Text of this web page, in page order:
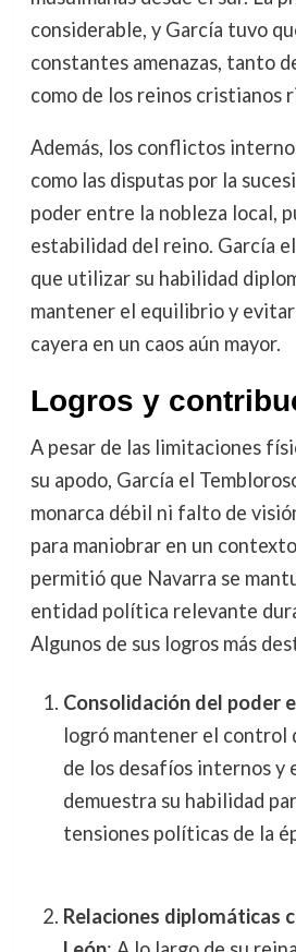
considerable, y García tuvo
constantes amenazas, tanto
como de los reinos cristianos
Además, los conflictos
como las disputas por la
poder entre la nobleza local,
estabilidad del reino. García
que utilizar su habilidad
mantener el equilibrio y
cayera en un caos aún mayor.
Logros y
A pesar de las limitaciones
su apodo, García el
monarca débil ni falto de
para maniobrar en un
permitió que Navarra se
entidad política relevante
Algunos de sus logros más
Consolidación del poder
logró mantener el control
de los desafíos internos y
demuestra su habilidad
tensiones políticas de la
Relaciones diplomáticas